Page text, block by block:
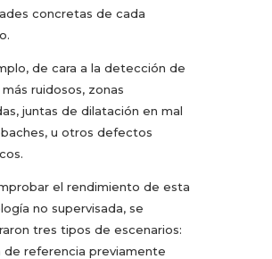
concretas de cada
de cara a la detección de
ruidosos, zonas
juntas de dilatación en mal
u otros defectos
el rendimiento de esta
no supervisada, se
tres tipos de escenarios:
de referencia previamente